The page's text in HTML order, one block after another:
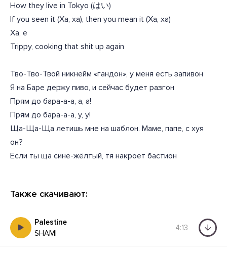
How they live in Tokyo (はい)
If you seen it (Ха, ха), then you mean it (Ха, ха)
Ха, е
Trippy, cooking that shit up again
Тво-Тво-Твой никнейм «гандон», у меня есть запивон
Я на Баре держу пиво, и сейчас будет разгон
Прям до бара-а-а, а, а!
Прям до бара-а-а, у, у!
Ща-Ща-Ща летишь мне на шаблон. Маме, папе, с хуя
он?
Если ты ща сине-жёлтый, тя накроет бастион
Также скачивают:
Palestine
SHAMI
4:13